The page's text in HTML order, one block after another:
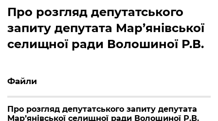
Про розгляд депутатського
запиту депутата Мар’янівської
селищної ради Волошиної Р.В.
Файли
Про розгляд депутатського запиту депутата
Мар’янівської селищної ради Волошиної Р.В.